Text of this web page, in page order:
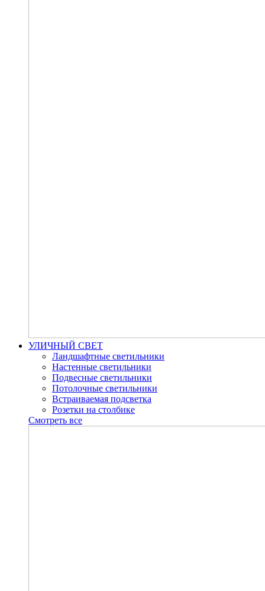
УЛИЧНЫЙ СВЕТ
Ландшафтные светильники
Настенные светильники
Подвесные светильники
Потолочные светильники
Встраиваемая подсветка
Розетки на столбике
Смотреть все